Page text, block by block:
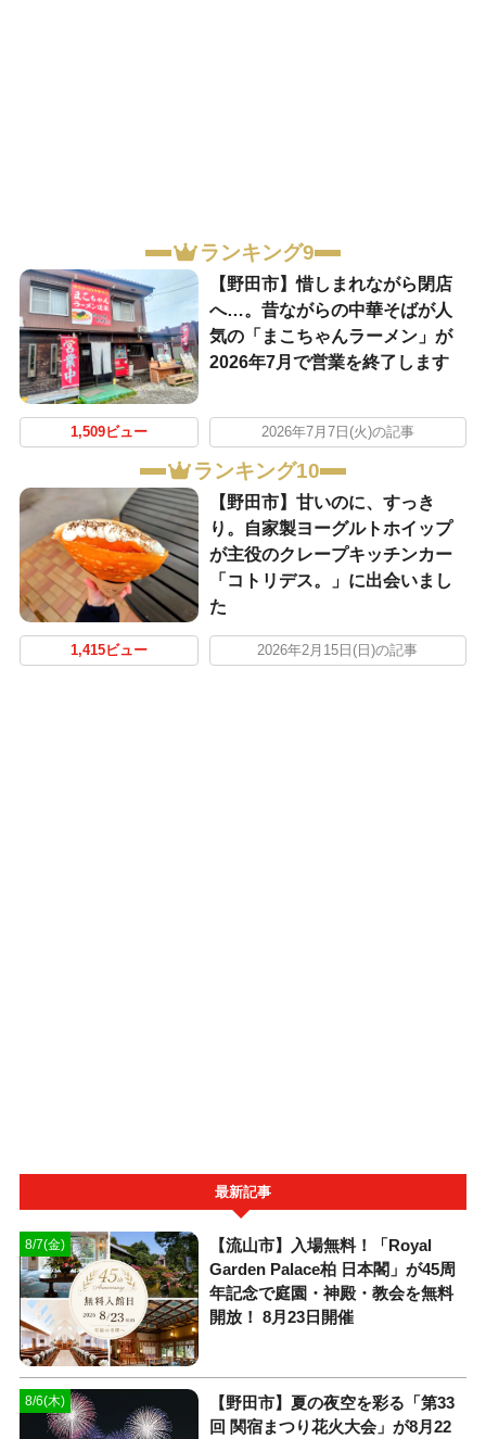
ランキング9
【野田市】惜しまれながら閉店
へ…。昔ながらの中華そばが人
気の「まこちゃんラーメン」が
2026年7月で営業を終了します
1,509ビュー 2026年7月7日(火)の記事
ランキング10
【野田市】甘いのに、すっき
り。自家製ヨーグルトホイップ
が主役のクレープキッチンカー
「コトリデス。」に出会いまし
た
1,415ビュー 2026年2月15日(日)の記事
最新記事
8/7(金)
【流山市】入場無料！「Royal
Garden Palace柏 日本閣」が45周
年記念で庭園・神殿・教会を無料
開放！ 8月23日開催
8/6(木)
【野田市】夏の夜空を彩る「第33
回 関宿まつり花火大会」が8月22